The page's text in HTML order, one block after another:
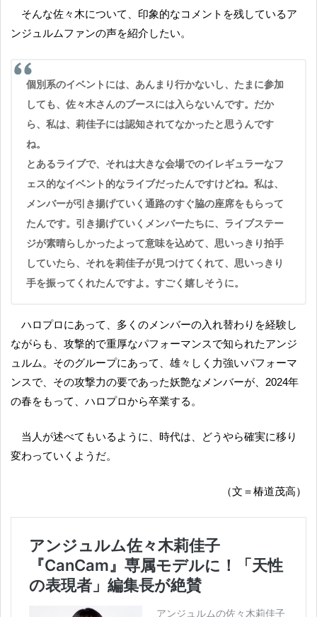
そんな佐々木について、印象的なコメントを残しているア
ンジュルムファンの声を紹介したい。
個別系のイベントには、あんまり行かないし、たまに参加
しても、佐々木さんのブースには入らないんです。だか
ら、私は、莉佳子には認知されてなかったと思うんです
ね。
とあるライブで、それは大きな会場でのイレギュラーなフ
ェス的なイベント的なライブだったんですけどね。私は、
メンバーが引き揚げていく通路のすぐ脇の座席をもらって
たんです。引き揚げていくメンバーたちに、ライブステー
ジが素晴らしかったよって意味を込めて、思いっきり拍手
していたら、それを莉佳子が見つけてくれて、思いっきり
手を振ってくれたんですよ。すごく嬉しそうに。
ハロプロにあって、多くのメンバーの入れ替わりを経験し
ながらも、攻撃的で重厚なパフォーマンスで知られたアンジ
ュルム。そのグループにあって、雄々しく力強いパフォーマ
ンスで、その攻撃力の要であった妖艶なメンバーが、2024年
の春をもって、ハロプロから卒業する。
当人が述べてもいるように、時代は、どうやら確実に移り
変わっていくようだ。
（文＝椿道茂高）